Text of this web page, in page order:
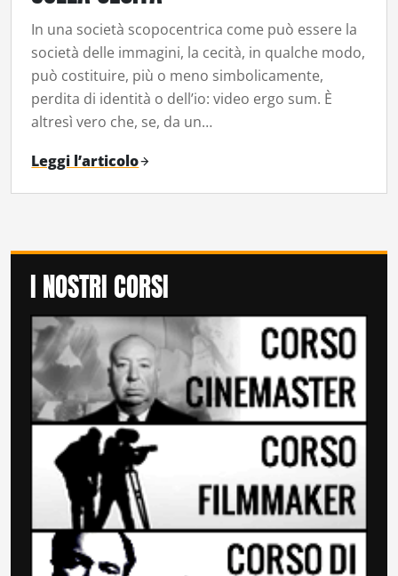
In una società scopocentrica come può essere la
società delle immagini, la cecità, in qualche modo,
può costituire, più o meno simbolicamente,
perdita di identità o dell’io: video ergo sum. È
altresì vero che, se, da un…
Leggi l’articolo
I NOSTRI CORSI